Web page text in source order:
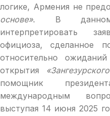
логике, Армения не
основе». В данном
интерпретировать
официоза, сделанное
относительно
открытия
помощник
международным
выступая 14 июня 2025